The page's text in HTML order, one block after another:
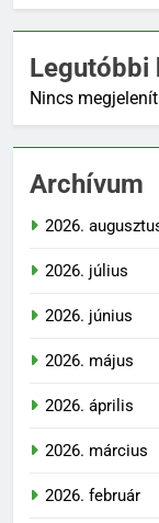
Legutóbbi
Nincs
Archívum
2026.
2026. július
2026. június
2026. május
2026. április
2026. március
2026. február